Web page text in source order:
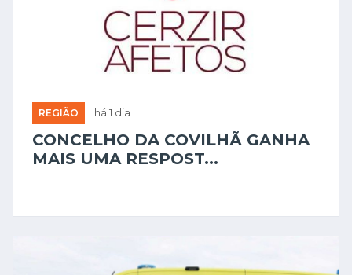
REGIÃO há 1 dia
CONCELHO DA COVILHÃ GANHA
MAIS UMA RESPOST...